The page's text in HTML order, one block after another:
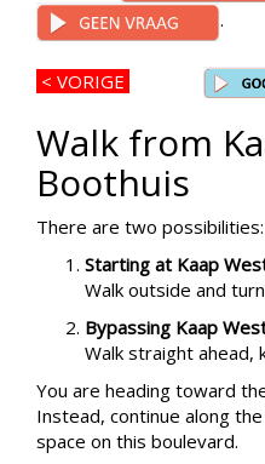
.
< VORIGE
Walk from
Boothuis
There are two possibilities:
Starting at Kaap
Walk outside and
Bypassing Kaap
Walk straight ahead,
You are heading toward
Instead, continue along
space on this boulevard.